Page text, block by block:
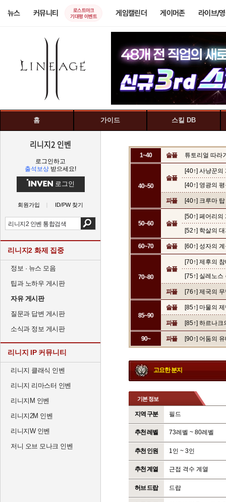
뉴스 커뮤니티
로스트아크
기대평 이벤트
게임캘린더 게이머존 라이브/
홈 가이드 스킬 DB
리니지2 인벤
로그인하고
출석보상 받으세요!
로그인
회원가입 ID/PW 찾기
리니지2 화제 집중
정보 · 뉴스 모음
팁과 노하우 게시판
자유 게시판
질문과 답변 게시판
소식과 정보 게시판
리니지 IP 커뮤니티
리니지 클래식 인벤
리니지 리마스터 인벤
리니지M 인벤
리니지2M 인벤
리니지W 인벤
저니 오브 모나크 인벤
1~40 솔플 튜토리얼 따라
40~50
솔플
[40↑] 사냥꾼의
[40↑] 영광의
파플 [40↑] 크루마 탑
50~60 솔플
[50↑] 페어리의
[52↑] 학살의
60~70 솔플 [60↑] 성자의
70~80
솔플
[70↑] 제후의
[75↑] 실레노스
파플 [76↑] 제국의
85~90
솔플 [85↑] 마물의
파플 [85↑] 하르나크
90~ 파플 [90↑] 어둠의
고요한 분지
기본 정보
지역 구분 필드
추천 레벨 73레벨 ~ 80레벨
추천 인원 1인 ~ 3인
추천 계열 근접 격수 계열
허브 드랍 드랍